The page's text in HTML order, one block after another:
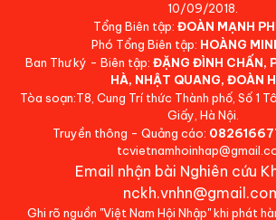
10/09/2018.
Tổng Biên tập: ĐOÀN MẠNH
Phó Tổng Biên tập: HOÀNG
Ban Thư ký - Biên tập: ĐẶNG ĐÌNH CHẤN,
HÀ, NHẬT QUANG, ĐOÀN
Tòa soạn:T8, Cung Trí thức Thành phố, Số 1
Giấy, Hà Nội.
Truyền thông - Quảng cáo:
Email nhận bài Nghiên cứu
Ghi rõ nguồn "Việt Nam Hội Nhập" khi phát